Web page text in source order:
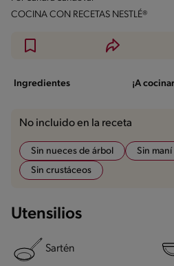
COCINA CON RECETAS NESTLÉ®
Ingredientes ¡A
No incluido en la receta
Sin nueces de árbol Sin maní
Sin crustáceos
Utensilios
Sartén